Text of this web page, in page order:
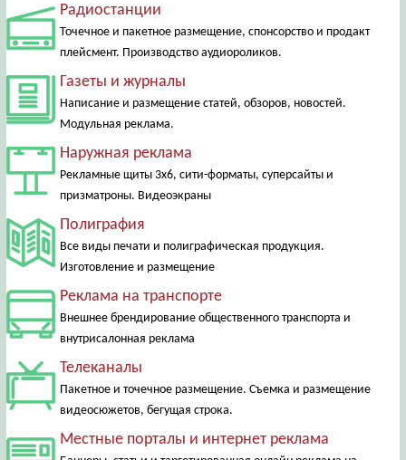
Радиостанции
Точечное и пакетное размещение, спонсорство и продакт
плейсмент. Производство аудиороликов.
Газеты и журналы
Написание и размещение статей, обзоров, новостей.
Модульная реклама.
Наружная реклама
Рекламные щиты 3х6, сити-форматы, суперсайты и
призматроны. Видеоэкраны
Полиграфия
Все виды печати и полиграфическая продукция.
Изготовление и размещение
Реклама на транспорте
Внешнее брендирование общественного транспорта и
внутрисалонная реклама
Телеканалы
Пакетное и точечное размещение. Съемка и размещение
видеосюжетов, бегущая строка.
Местные порталы и интернет реклама